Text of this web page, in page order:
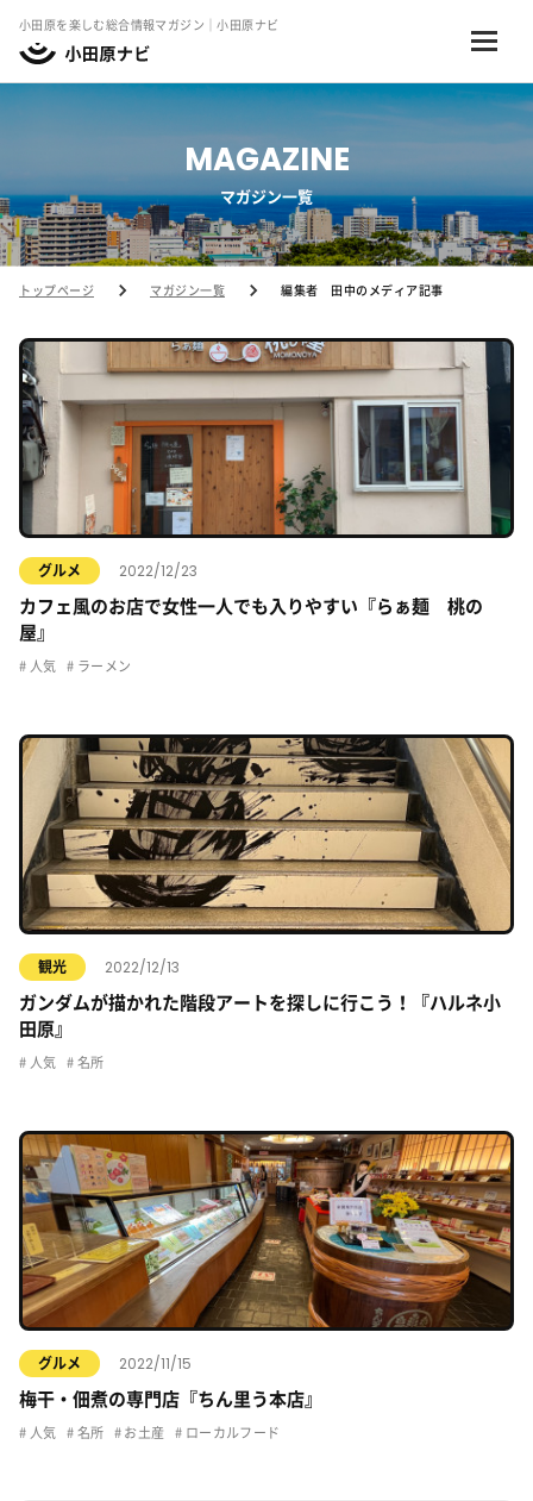
小田原を楽しむ総合情報マガジン｜小田原ナビ
MAGAZINE
マガジン一覧
トップページ マガジン一覧 編集者 田中のメディア記事
グルメ 2022/12/23
カフェ風のお店で女性一人でも入りやすい『らぁ麺 桃の
屋』
人気 ラーメン
観光 2022/12/13
ガンダムが描かれた階段アートを探しに行こう！『ハルネ小
田原』
人気 名所
グルメ 2022/11/15
梅干・佃煮の専門店『ちん里う本店』
人気 名所 お土産 ローカルフード